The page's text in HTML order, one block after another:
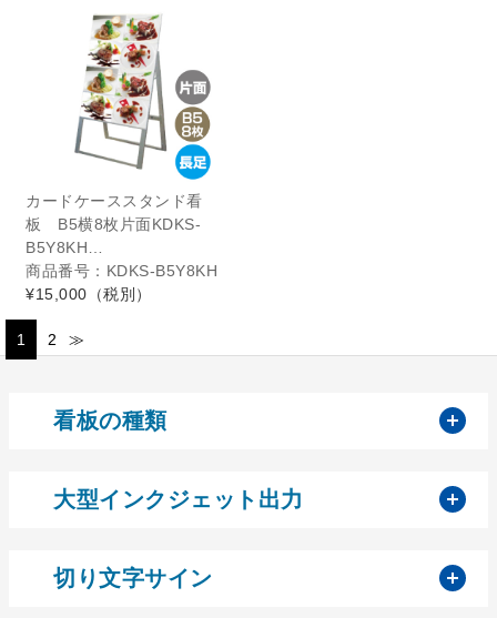
カードケーススタンド看
板 B5横8枚片面KDKS-
B5Y8KH…
商品番号：KDKS-B5Y8KH
¥15,000 （税別）
1 2 ≫
看板の種類
大型インクジェット出力
切り文字サイン